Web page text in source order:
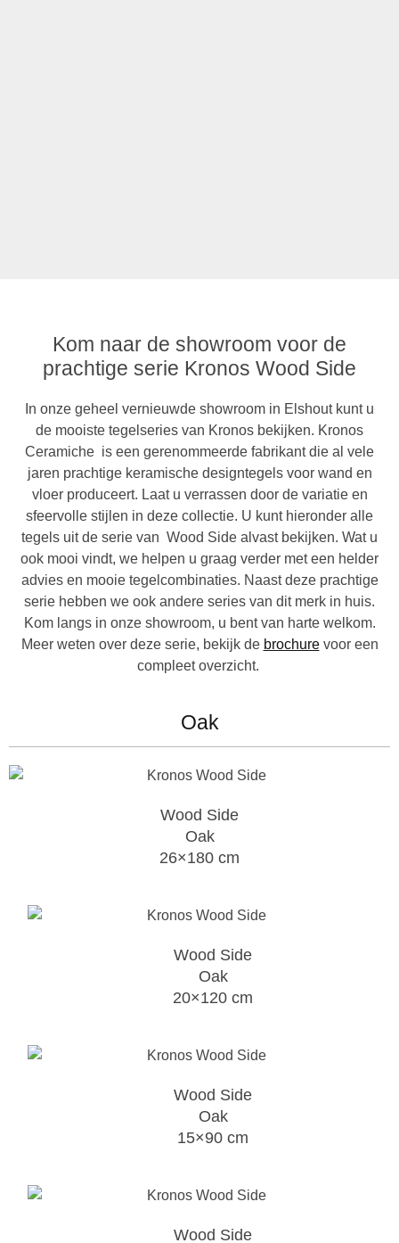
Kom naar de showroom voor de
prachtige serie Kronos Wood Side
In onze geheel vernieuwde showroom in Elshout kunt u
de mooiste tegelseries van Kronos bekijken. Kronos
Ceramiche is een gerenommeerde fabrikant die al vele
jaren prachtige keramische designtegels voor wand en
vloer produceert. Laat u verrassen door de variatie en
sfeervolle stijlen in deze collectie. U kunt hieronder alle
tegels uit de serie van Wood Side alvast bekijken. Wat u
ook mooi vindt, we helpen u graag verder met een helder
advies en mooie tegelcombinaties. Naast deze prachtige
serie hebben we ook andere series van dit merk in huis.
Kom langs in onze showroom, u bent van harte welkom.
Meer weten over deze serie, bekijk de brochurevoor een
compleet overzicht.
Oak
Wood Side
Oak
26×180 cm
Wood Side
Oak
20×120 cm
Wood Side
Oak
15×90 cm
Wood Side